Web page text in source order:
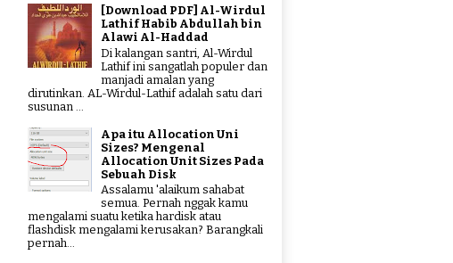
[Download PDF] Al-Wirdul
Lathif Habib Abdullah bin
Alawi Al-Haddad
Di kalangan santri, Al-Wirdul
Lathif ini sangatlah populer dan
manjadi amalan yang
dirutinkan. AL-Wirdul-Lathif adalah satu dari
susunan ...
Apa itu Allocation Uni
Sizes? Mengenal
Allocation Unit Sizes Pada
Sebuah Disk
Assalamu 'alaikum sahabat
semua. Pernah nggak kamu
mengalami suatu ketika hardisk atau
flashdisk mengalami kerusakan? Barangkali
pernah...